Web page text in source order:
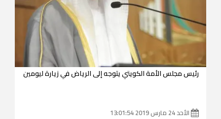
رئيس مجلس الأمة الكويتي يتوجه إلى الرياض في زيارة ليومين
الأحد 24 مارس 2019 13:01:54